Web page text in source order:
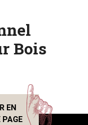
Bois
EN
PAGE